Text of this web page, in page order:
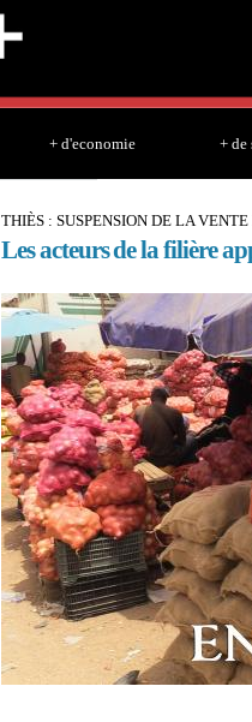
+ d'economie + de
THIÈS : SUSPENSION DE LA
Les acteurs de la filière